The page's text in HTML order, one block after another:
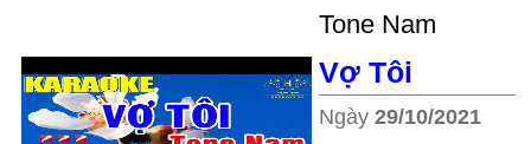
Tone Nam
Vợ Tôi
Ngày 29/10/2021